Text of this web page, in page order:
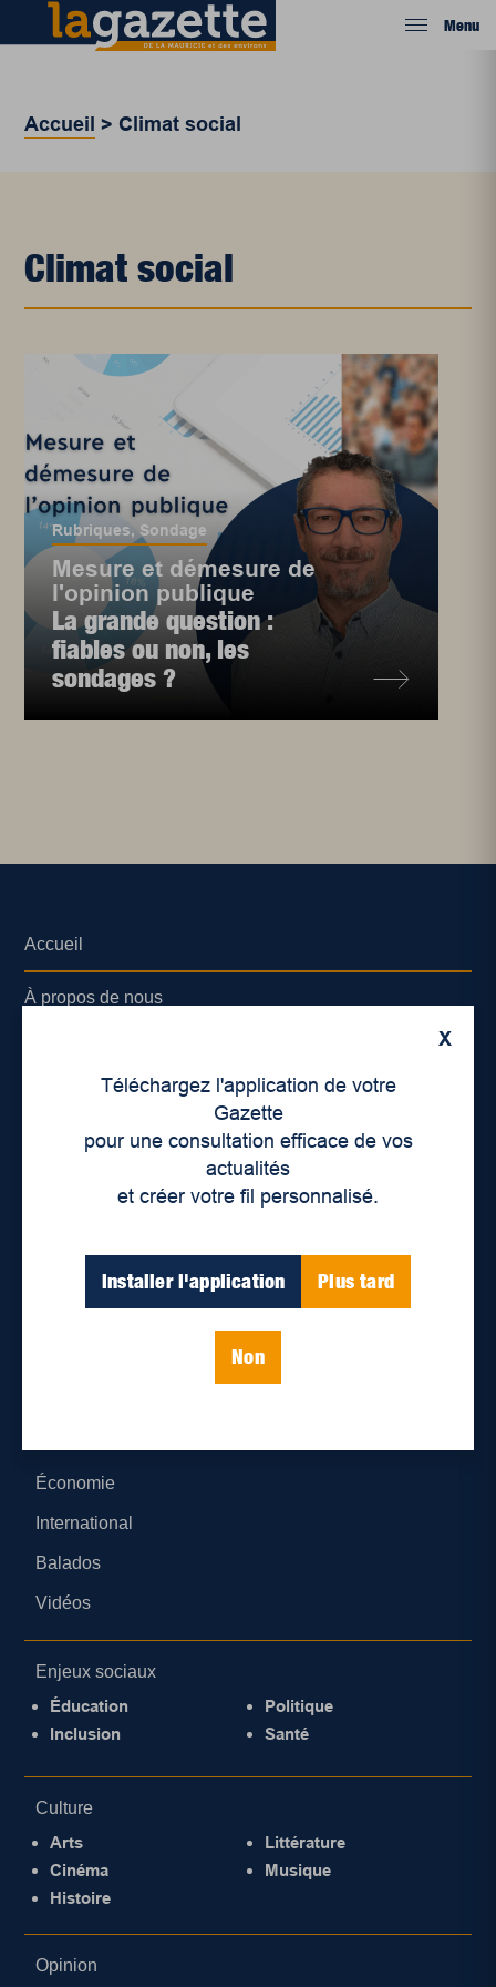
Menu
Accueil > Climat social
Climat social
Rubriques, Sondage
Mesure et démesure de
l'opinion publique
La grande question :
fiables ou non, les
sondages ?
X
Téléchargez l'application de votre
Gazette
pour une consultation efficace de vos
actualités
et créer votre fil personnalisé.
Installer l'application Plus tard
Non
Accueil
À propos de nous
Lieux de distribution
Économie
International
Balados
Vidéos
Enjeux sociaux
Éducation
Inclusion
Politique
Santé
Culture
Arts
Cinéma
Histoire
Littérature
Musique
Opinion